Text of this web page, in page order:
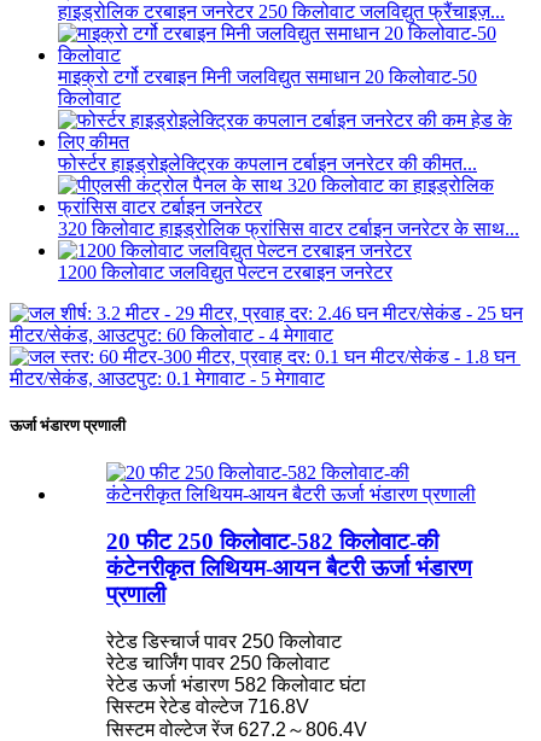
हाइड्रोलिक टरबाइन जनरेटर 250 किलोवाट जलविद्युत फ्रैंचाइज़...
माइक्रो टर्गो टरबाइन मिनी जलविद्युत समाधान 20 किलोवाट-50
किलोवाट
फोर्स्टर हाइड्रोइलेक्ट्रिक कपलान टर्बाइन जनरेटर की कीमत...
320 किलोवाट हाइड्रोलिक फ्रांसिस वाटर टर्बाइन जनरेटर के साथ...
1200 किलोवाट जलविद्युत पेल्टन टरबाइन जनरेटर
ऊर्जा भंडारण प्रणाली
20 फीट 250 किलोवाट-582 किलोवाट-की
कंटेनरीकृत लिथियम-आयन बैटरी ऊर्जा भंडारण
प्रणाली
रेटेड डिस्चार्ज पावर 250 किलोवाट
रेटेड चार्जिंग पावर 250 किलोवाट
रेटेड ऊर्जा भंडारण 582 किलोवाट घंटा
सिस्टम रेटेड वोल्टेज 716.8V
सिस्टम वोल्टेज रेंज 627.2～806.4V